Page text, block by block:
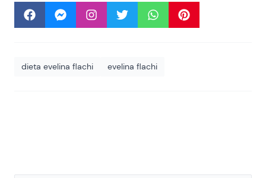
dieta evelina flachi evelina flachi